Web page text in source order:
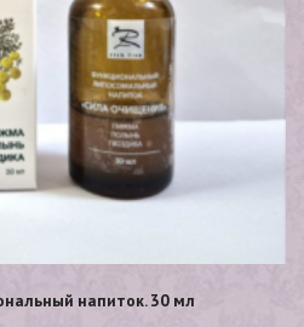
напиток. 30 мл